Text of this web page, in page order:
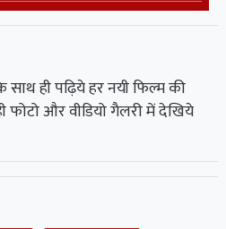
ही पढ़िये हर नयी फिल्म की
फोटो और वीडियो गैलरी में देखिये